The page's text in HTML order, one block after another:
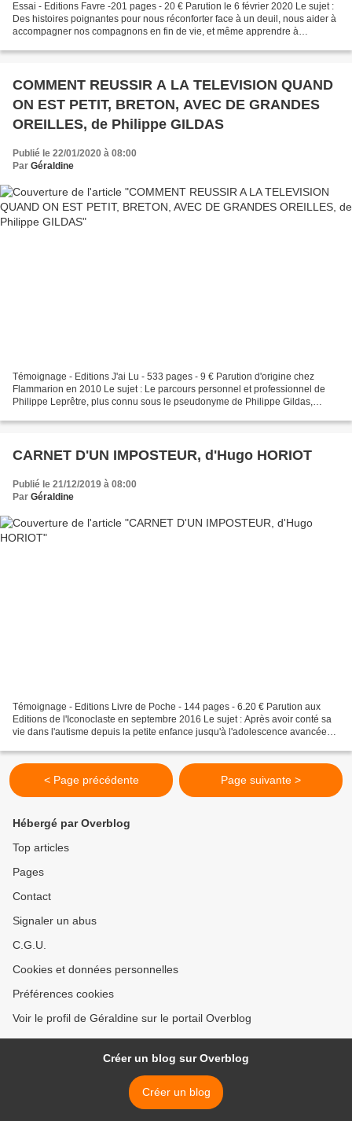
Essai - Editions Favre -201 pages - 20 € Parution le 6 février 2020 Le sujet :
Des histoires poignantes pour nous réconforter face à un deuil, nous aider à
accompagner nos compagnons en fin de vie, et même apprendre à
COMMENT REUSSIR A LA TELEVISION QUAND
ON EST PETIT, BRETON, AVEC DE GRANDES
OREILLES, de Philippe GILDAS
Publié le 22/01/2020 à 08:00
Par Géraldine
Témoignage - Editions J'ai Lu - 533 pages - 9 € Parution d'origine chez
Flammarion en 2010 Le sujet : Le parcours personnel et professionnel de
Philippe Leprêtre, plus connu sous le pseudonyme de Philippe Gildas,
CARNET D'UN IMPOSTEUR, d'Hugo HORIOT
Publié le 21/12/2019 à 08:00
Par Géraldine
Témoignage - Editions Livre de Poche - 144 pages - 6.20 € Parution aux
Editions de l'Iconoclaste en septembre 2016 Le sujet : Après avoir conté sa
vie dans l'autisme depuis la petite enfance jusqu'à l'adolescence avancée
< Page précédente Page suivante >
Hébergé par Overblog
Top articles
Pages
Contact
Signaler un abus
C.G.U.
Cookies et données personnelles
Préférences cookies
Voir le profil de Géraldine sur le portail Overblog
Créer un blog sur Overblog
Créer un blog